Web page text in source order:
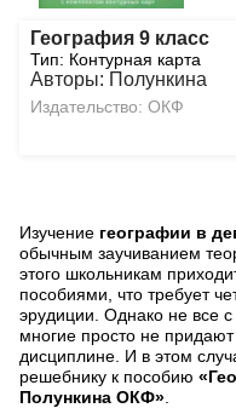
География 9 класс
Тип: Контурная карта
Авторы: Полункина
Издательство: ОКФ
Изучение географии в
обычным заучиванием
этого школьникам
пособиями, что требует
эрудиции. Однако не все
многие просто не
дисциплине. И в этом
решебнику к пособию
Полункина ОКФ»